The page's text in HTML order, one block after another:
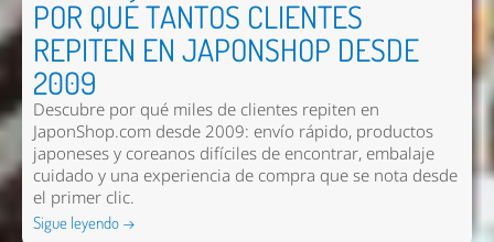
POR QUÉ TANTOS CLIENTES
REPITEN EN JAPONSHOP DESDE
2009
Descubre por qué miles de clientes repiten en
JaponShop.com desde 2009: envío rápido, productos
japoneses y coreanos difíciles de encontrar, embalaje
cuidado y una experiencia de compra que se nota desde
el primer clic.
Sigue leyendo →